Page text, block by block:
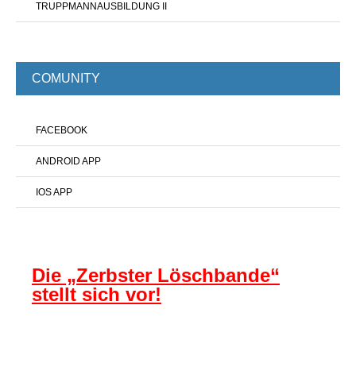
TRUPPMANNAUSBILDUNG II
COMUNITY
FACEBOOK
ANDROID APP
IOS APP
Die „Zerbster Löschbande“
stellt sich vor!